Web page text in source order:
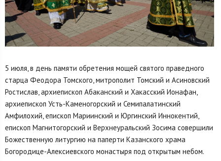
5 июля, в день памяти обретения мощей святого праведного
старца Феодора Томского, митрополит Томский и Асиновский
Ростислав, архиепископ Абаканский и Хакасский Ионафан,
архиепископ Усть-Каменогорский и Семипалатинский
Амфилохий, епископ Мариинский и Юргинский Иннокентий,
епископ Магнитогорский и Верхнеуральский Зосима совершили
Божественную литургию на паперти Казанского храма
Богородице-Алексиевского монастыря под открытым небом.